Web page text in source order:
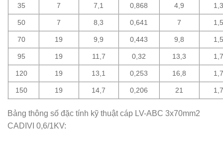
35 7 7,1 0,868 4,9 1,3
50 7 8,3 0,641 7 1,5
70 19 9,9 0,443 9,8 1,5
95 19 11,7 0,32 13,3 1,7
120 19 13,1 0,253 16,8 1,7
150 19 14,7 0,206 21 1,7
Bảng thông số đặc tính kỹ thuật cáp LV-ABC 3x70mm2
CADIVI 0,6/1KV: